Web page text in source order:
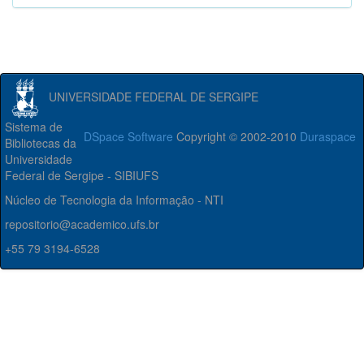
UNIVERSIDADE FEDERAL DE SERGIPE
DSpace Software Copyright © 2002-2010 Duraspace
Sistema de
Bibliotecas da
Universidade
Federal de Sergipe - SIBIUFS
Núcleo de Tecnologia da Informação - NTI
repositorio@academico.ufs.br
+55 79 3194-6528